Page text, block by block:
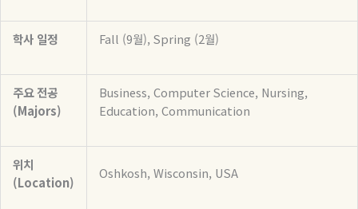
학사 일정 Fall (9월), Spring (2월)
주요 전공
(Majors)
Business, Computer Science, Nursing,
Education, Communication
위치
(Location)
Oshkosh, Wisconsin, USA